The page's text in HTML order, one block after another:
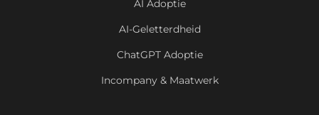
AI Adoptie
AI-Geletterdheid
ChatGPT Adoptie
Incompany & Maatwerk